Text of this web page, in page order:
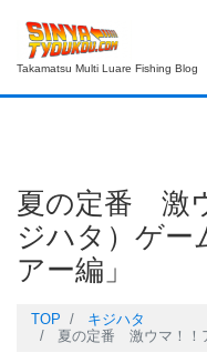
Takamatsu Multi Luare Fishing Blog
夏の定番 激
ジハタ）ゲ
アー編」
TOP
キジハタ
夏の定番 激ウマ！！アコ